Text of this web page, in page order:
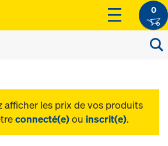
0
afficher les prix de vos produits
connecté(e)ou inscrit(e).